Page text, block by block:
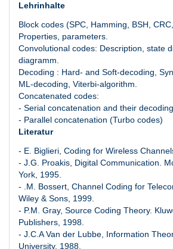
Lehrinhalte
Block codes (SPC, Hamming, BSH,
Properties, parameters.
Convolutional codes: Description, state
diagramm.
Decoding : Hard- and Soft-decoding,
ML-decoding, Viterbi-algorithm.
Concatenated codes:
- Serial concatenation and their decoding
- Parallel concatenation (Turbo codes)
Literatur
- E. Biglieri, Coding for Wireless
- J.G. Proakis, Digital Communication.
York, 1995.
- .M. Bossert, Channel Coding for
Wiley & Sons, 1999.
- P.M. Gray, Source Coding Theory.
Publishers, 1998.
- J.C.A Van der Lubbe, Information
University, 1988.